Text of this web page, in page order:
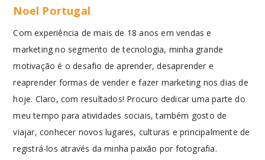
Noel Portugal
Com experiência de mais de 18 anos em vendas e
marketing no segmento de tecnologia, minha grande
motivação é o desafio de aprender, desaprender e
reaprender formas de vender e fazer marketing nos dias de
hoje. Claro, com resultados! Procuro dedicar uma parte do
meu tempo para atividades sociais, também gosto de
viajar, conhecer novos lugares, culturas e principalmente de
registrá-los através da minha paixão por fotografia.